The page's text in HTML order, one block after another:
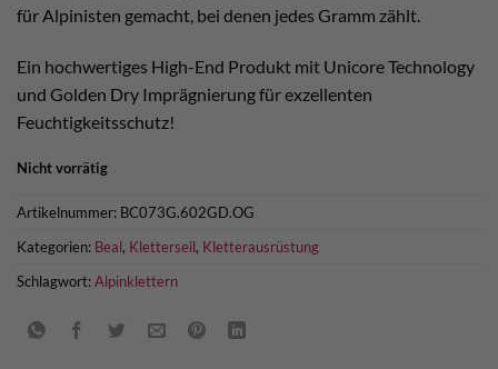
für Alpinisten gemacht, bei denen jedes Gramm zählt.
Ein hochwertiges High-End Produkt mit Unicore Technology
und Golden Dry Imprägnierung für exzellenten
Feuchtigkeitsschutz!
Nicht vorrätig
Artikelnummer: BC073G.602GD.OG
Kategorien: Beal, Kletterseil, Kletterausrüstung
Schlagwort:Alpinklettern